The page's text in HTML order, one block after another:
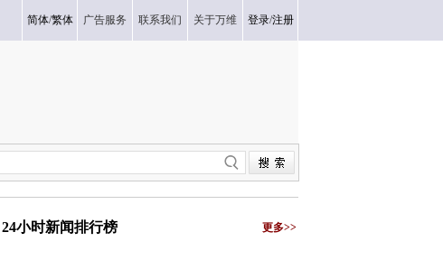
简体/繁体 广告服务 联系我们 关于万维 登录/注册
24小时新闻排行榜 更多>>